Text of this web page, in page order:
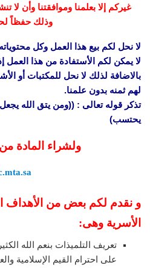
غيركم إلا بعلمنا وموافقتنا وأن
وذلك حفظاً
لا نحل لكم بيع هذا العمل وكل
لا يمكن لكم الأستفادة من هذا العمل
بالاضافة لذلك لا نحل للمكتبات أو
لهم ثمنه بدون علمنا.
تذكر قوله تعالى : ((ومن يتق الله
يحتسب)
ولشراء المادة
و نقدم لكم بعض من الأهداف
الأسرية وهى:
تعريف التلميذات بنعم الله
على احترام القيم الإسلامية